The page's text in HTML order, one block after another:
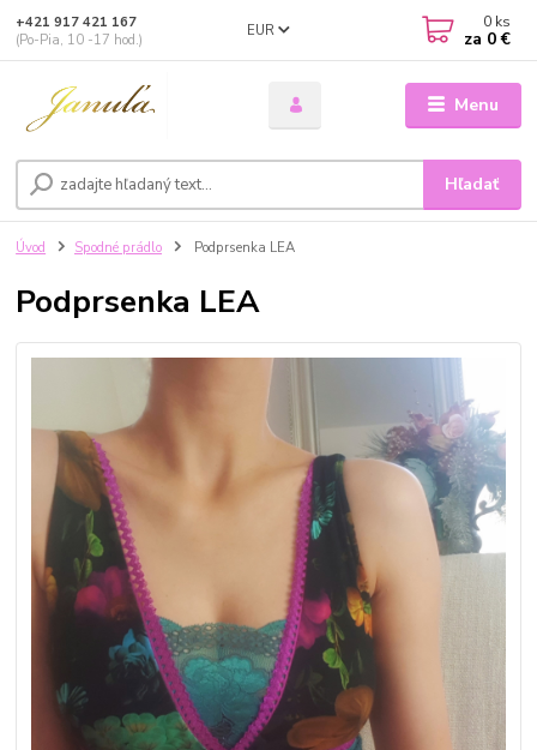
Menu
EUR
Hľadať
+421 917 421 167
(Po-Pia, 10 -17 hod.)
0 ks
za 0 €
Úvod Spodné prádlo Podprsenka LEA
Podprsenka LEA